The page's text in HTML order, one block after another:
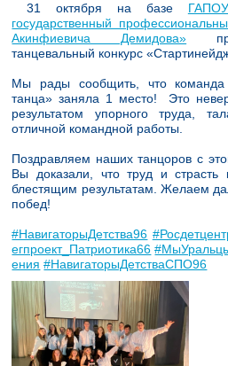
31 октября на базе
государственный
Акинфиевича Демидова»
танцевальный конкурс
Мы рады сообщить, что
танца» заняла 1 место! Это
результатом упорного труда,
отличной командной работы.
Поздравляем наших танцоров с
Вы доказали, что труд и страсть
блестящим результатам. Желаем
побед!
#НавигаторыДетства96
егпроект_Патриотика66
ения #НавигаторыДетстваСПО96